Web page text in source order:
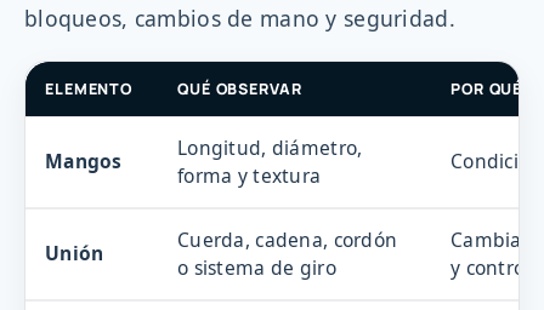
bloqueos, cambios de mano y seguridad.
ELEMENTO QUÉ OBSERVAR POR QUÉ
Mangos
Longitud, diámetro,
forma y textura
Unión
Cuerda, cadena, cordón
o sistema de giro
Cambia
y control